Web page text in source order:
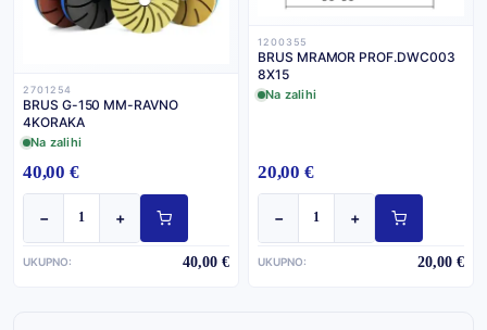
2701254
BRUS G-150 MM-RAVNO
4KORAKA
Na zalihi
40,00 €
− +
UKUPNO: 40,00 €
1200355
BRUS MRAMOR PROF.DWC003
8X15
Na zalihi
20,00 €
− +
UKUPNO: 20,00 €